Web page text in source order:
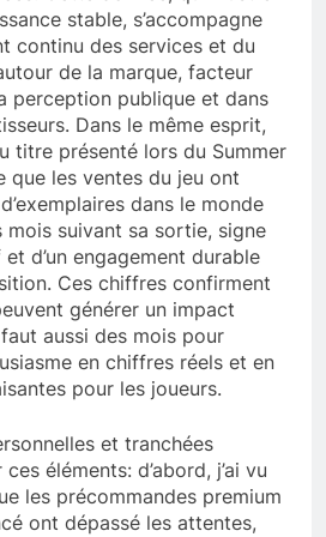
stable, s’accompagne
continu des services et du
de la marque, facteur
perception publique et dans
Dans le même esprit,
titre présenté lors du Summer
que les ventes du jeu ont
dans le monde
mois suivant sa sortie, signe
d’un engagement durable
Ces chiffres confirment
générer un impact
aussi des mois pour
en chiffres réels et en
pour les joueurs.
et tranchées
éléments: d’abord, j’ai vu
les précommandes premium
ont dépassé les attentes,